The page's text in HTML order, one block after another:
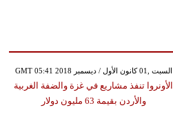
GMT 05:41 2018 السبت ,01 كانون الأول / ديسمبر
الأونروا تنفذ مشاريع في غزة والضفة الغربية
والأردن بقيمة 63 مليون دولار